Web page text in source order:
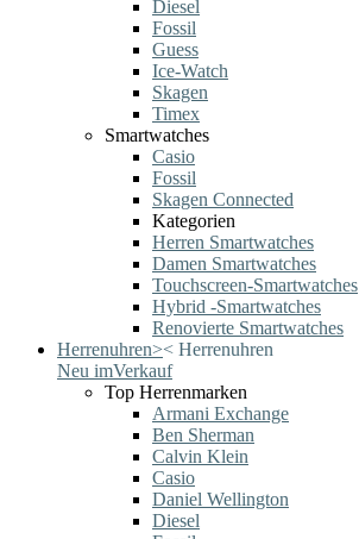
Diesel
Fossil
Guess
Ice-Watch
Skagen
Timex
Smartwatches
Casio
Fossil
Skagen Connected
Kategorien
Herren Smartwatches
Damen Smartwatches
Touchscreen-Smartwatches
Hybrid -Smartwatches
Renovierte Smartwatches
Herrenuhren>< Herrenuhren
Neu imVerkauf
Top Herrenmarken
Armani Exchange
Ben Sherman
Calvin Klein
Casio
Daniel Wellington
Diesel